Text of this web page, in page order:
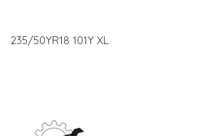
235/50YR18 101Y XL